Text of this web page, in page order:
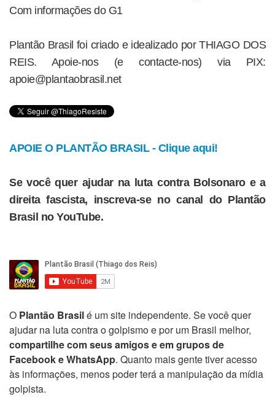
Com informações do G1
Plantão Brasil foi criado e idealizado por THIAGO DOS
REIS. Apoie-nos (e contacte-nos) via PIX:
apoie@plantaobrasil.net
APOIE O PLANTÃO BRASIL - Clique aqui!
Se você quer ajudar na luta contra Bolsonaro e a
direita fascista, inscreva-se no canal do Plantão
Brasil no YouTube.
O Plantão Brasilé um site independente. Se você quer
ajudar na luta contra o golpismo e por um Brasil melhor,
compartilhe com seus amigos e em grupos de
Facebook e WhatsApp. Quanto mais gente tiver acesso
às informações, menos poder terá a manipulação da mídia
golpista.